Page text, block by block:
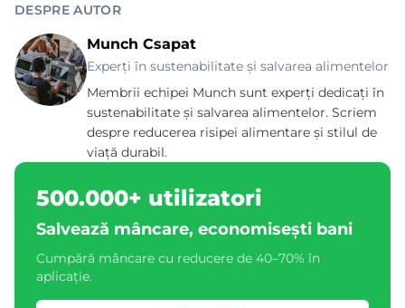
DESPRE AUTOR
Munch Csapat
Experți în sustenabilitate și salvarea alimentelor
Membrii echipei Munch sunt experți dedicați în
sustenabilitate și salvarea alimentelor. Scriem
despre reducerea risipei alimentare și stilul de
viață durabil.
500.000+ utilizatori
Salvează mâncare, economisești bani
Cumpără mâncare cu reducere de 40–70% în
aplicație.